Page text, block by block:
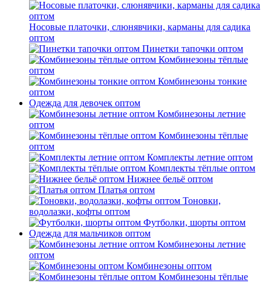
Носовые платочки, слюнявчики, карманы для садика
оптом
Пинетки тапочки оптом
Комбинезоны тёплые
оптом
Комбинезоны тонкие
оптом
Одежда для девочек оптом
Комбинезоны летние
оптом
Комбинезоны тёплые
оптом
Комплекты летние оптом
Комплекты тёплые оптом
Нижнее бельё оптом
Платья оптом
Тоновки,
водолазки, кофты оптом
Футболки, шорты оптом
Одежда для мальчиков оптом
Комбинезоны летние
оптом
Комбинезоны оптом
Комбинезоны тёплые